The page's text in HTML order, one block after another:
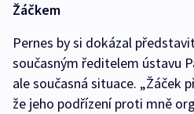
Žáčkem
Pernes by si dokázal
současným ředitelem ústavu
ale současná situace. „Žáček
že jeho podřízení proti mně